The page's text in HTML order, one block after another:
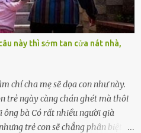
Họ hàng cũng thưa thớt, chẳng
cho tôi tá túc. Bạn bè? Ai cũng
Tôi đã từng đặt cược cả thanh
tôi chỉ còn lại chính mình. Tôi lên
khỏi thành phố và nỗi đau. Tôi v...
này thì sớm tan cửa nát nhà,
chí cha mẹ sẽ dọa con như này.
trẻ ngày càng chán ghét mà thôi
ông bà Có rất nhiều người già
trẻ con sẽ chẳng phân biệt